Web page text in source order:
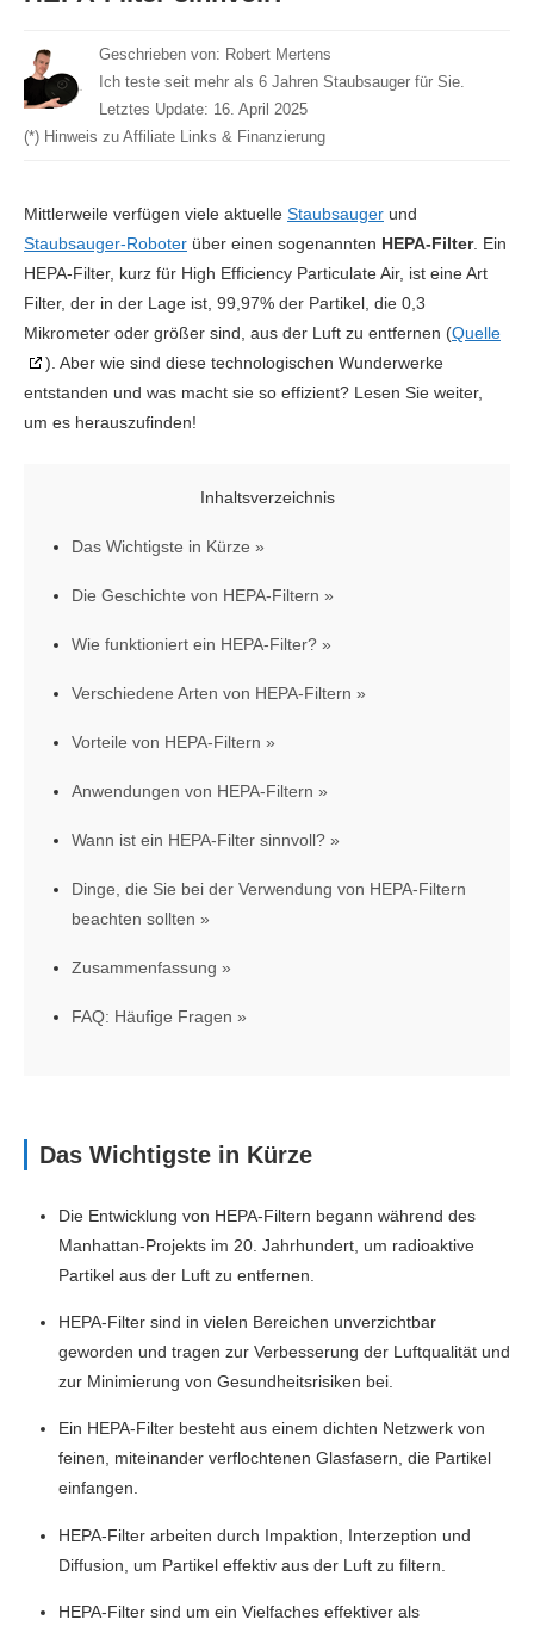
Geschrieben von: Robert Mertens
Ich teste seit mehr als 6 Jahren Staubsauger für Sie.
Letztes Update: 16. April 2025
(*) Hinweis zu Affiliate Links & Finanzierung
Mittlerweile verfügen viele aktuelle Staubsauger und
Staubsauger-Roboter über einen sogenannten HEPA-Filter. Ein
HEPA-Filter, kurz für High Efficiency Particulate Air, ist eine Art
Filter, der in der Lage ist, 99,97% der Partikel, die 0,3
Mikrometer oder größer sind, aus der Luft zu entfernen (Quelle
). Aber wie sind diese technologischen Wunderwerke
entstanden und was macht sie so effizient? Lesen Sie weiter,
um es herauszufinden!
Inhaltsverzeichnis
Das Wichtigste in Kürze
Die Geschichte von HEPA-Filtern
Wie funktioniert ein HEPA-Filter?
Verschiedene Arten von HEPA-Filtern
Vorteile von HEPA-Filtern
Anwendungen von HEPA-Filtern
Wann ist ein HEPA-Filter sinnvoll?
Dinge, die Sie bei der Verwendung von HEPA-Filtern
beachten sollten
Zusammenfassung
FAQ: Häufige Fragen
Das Wichtigste in Kürze
Die Entwicklung von HEPA-Filtern begann während des
Manhattan-Projekts im 20. Jahrhundert, um radioaktive
Partikel aus der Luft zu entfernen.
HEPA-Filter sind in vielen Bereichen unverzichtbar
geworden und tragen zur Verbesserung der Luftqualität und
zur Minimierung von Gesundheitsrisiken bei.
Ein HEPA-Filter besteht aus einem dichten Netzwerk von
feinen, miteinander verflochtenen Glasfasern, die Partikel
einfangen.
HEPA-Filter arbeiten durch Impaktion, Interzeption und
Diffusion, um Partikel effektiv aus der Luft zu filtern.
HEPA-Filter sind um ein Vielfaches effektiver als